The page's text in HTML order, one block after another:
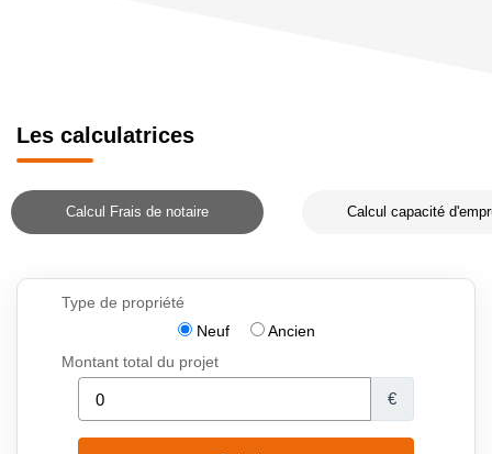
Les calculatrices
Calcul Frais de notaire Calcul capacité